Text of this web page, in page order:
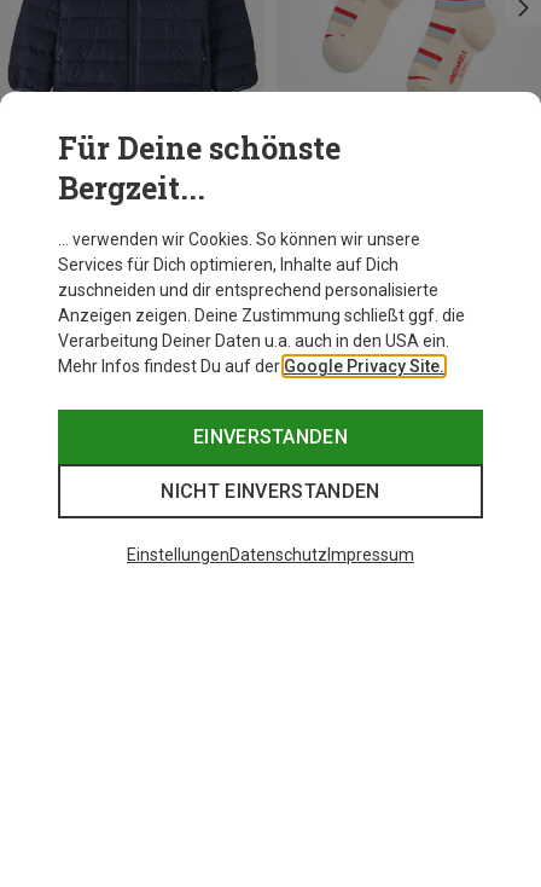
Du sparst 19%
Für Deine schönste
Bergzeit...
… verwenden wir Cookies. So können wir unsere
Services für Dich optimieren, Inhalte auf Dich
zuschneiden und dir entsprechend personalisierte
Anzeigen zeigen. Deine Zustimmung schließt ggf. die
Verarbeitung Deiner Daten u.a. auch in den USA ein.
Mehr Infos findest Du auf der Google Privacy Site.
EINVERSTANDEN
NICHT EINVERSTANDEN
EinstellungenDatenschutz Impressum